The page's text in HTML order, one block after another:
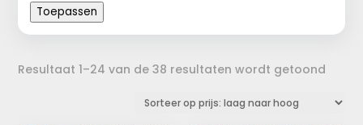
Toepassen
Resultaat 1–24 van de 38 resultaten wordt getoond